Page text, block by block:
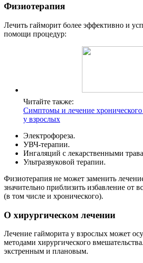
Физиотерапия
Лечить гайморит более эффективно и
помощи процедур:
Читайте также:
Симптомы и лечение хронического
у взрослых
Электрофореза.
УВЧ-терапии.
Ингаляций с лекарственными
Ультразвуковой терапии.
Физиотерапия не может заменить
значительно приблизить избавление от
(в том числе и хронического).
О хирургическом лечении
Лечение гайморита у взрослых может
методами хирургического
экстренным и плановым.